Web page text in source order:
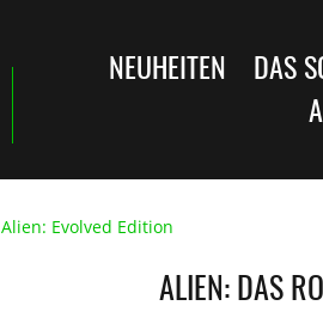
NEUHEITEN
DAS
Alien: Evolved Edition
ALIEN: DAS